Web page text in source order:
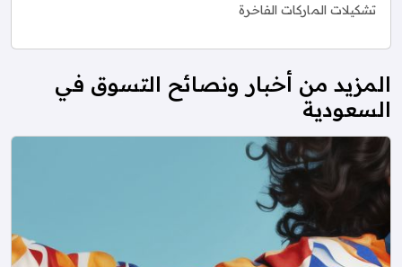
تشكيلات الماركات الفاخرة
المزيد من أخبار ونصائح التسوق في
السعودية